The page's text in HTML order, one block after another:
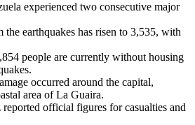
experienced two consecutive major
the earthquakes has risen to 3,535, with
people are currently without housing
occurred around the capital,
area of La Guaira.
official figures for casualties and